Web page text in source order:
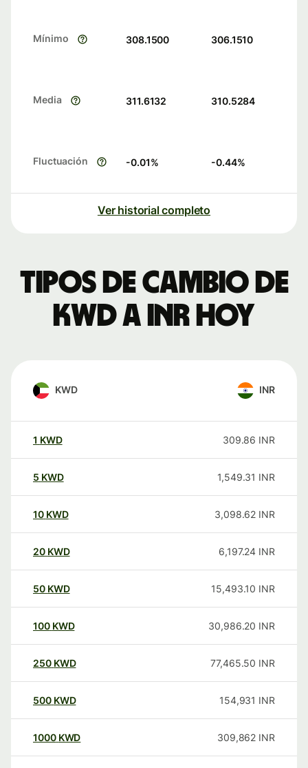
Mínimo 308.1500 306.1510
Media 311.6132 310.5284
Fluctuación -0.01% -0.44%
Ver historial completo
Tipos de cambio de
KWD a INR hoy
KWD INR
1 KWD 309.86 INR
5 KWD 1,549.31 INR
10 KWD 3,098.62 INR
20 KWD 6,197.24 INR
50 KWD 15,493.10 INR
100 KWD 30,986.20 INR
250 KWD 77,465.50 INR
500 KWD 154,931 INR
1000 KWD 309,862 INR